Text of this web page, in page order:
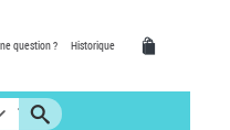
question ? Historique